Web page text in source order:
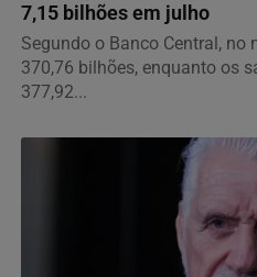
7,15 bilhões em julho
Segundo o Banco Central, no
370,76 bilhões, enquanto os
377,92...